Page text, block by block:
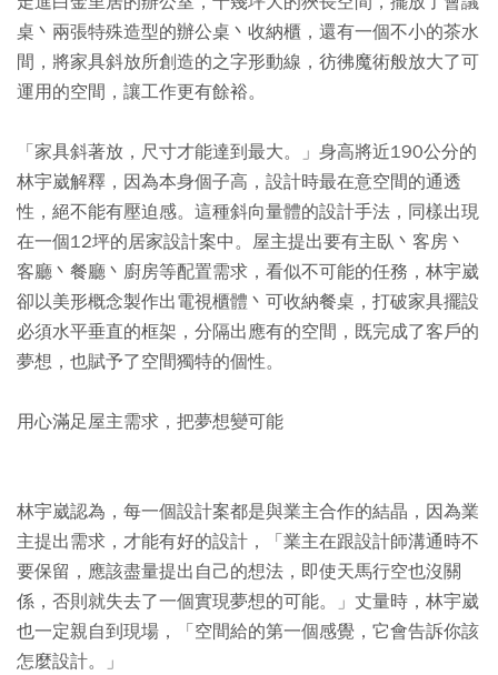
桌丶兩張特殊造型的辦公桌丶收納櫃，還有一個不小的茶水
間，將家具斜放所創造的之字形動線，彷彿魔術般放大了可
運用的空間，讓工作更有餘裕。
「家具斜著放，尺寸才能達到最大。」身高將近190公分的
林宇崴解釋，因為本身個子高，設計時最在意空間的通透
性，絕不能有壓迫感。這種斜向量體的設計手法，同樣出現
在一個12坪的居家設計案中。屋主提出要有主臥丶客房丶
客廳丶餐廳丶廚房等配置需求，看似不可能的任務，林宇崴
卻以美形概念製作出電視櫃體丶可收納餐桌，打破家具擺設
必須水平垂直的框架，分隔出應有的空間，既完成了客戶的
夢想，也賦予了空間獨特的個性。
用心滿足屋主需求，把夢想變可能
林宇崴認為，每一個設計案都是與業主合作的結晶，因為業
主提出需求，才能有好的設計，「業主在跟設計師溝通時不
要保留，應該盡量提出自己的想法，即使天馬行空也沒關
係，否則就失去了一個實現夢想的可能。」丈量時，林宇崴
也一定親自到現場，「空間給的第一個感覺，它會告訴你該
怎麼設計。」